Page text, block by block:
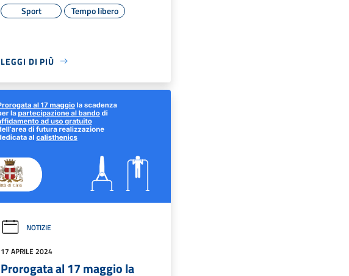
Sport Tempo libero
LEGGI DI PIÙ
NOTIZIE
17 APRILE 2024
Prorogata al 17 maggio la